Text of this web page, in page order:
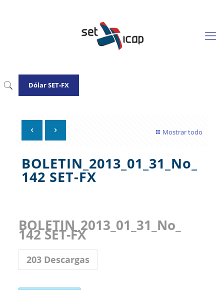
Dólar SET-FX
Mostrar todo
BOLETIN_2013_01_31_No_
142 SET-FX
BOLETIN_2013_01_31_No_
142 SET-FX
203Descargas